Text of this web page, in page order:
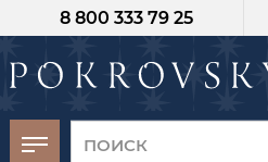
8 800 333 79 25
-30%
от 15 дней с
момента оплаты